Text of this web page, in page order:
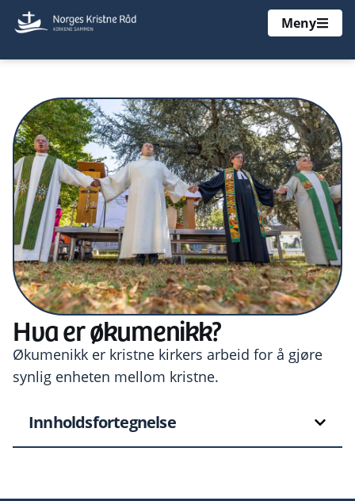
Meny
Hva er økumenikk?
Økumenikk er kristne kirkers arbeid for å gjøre
synlig enheten mellom kristne.
Innholdsfortegnelse